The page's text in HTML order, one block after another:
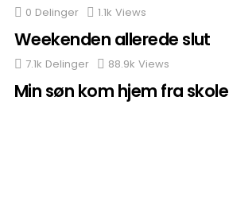
0 Delinger 1.1k Views
Weekenden allerede slut
7.1k Delinger 88.9k Views
Min søn kom hjem fra skole